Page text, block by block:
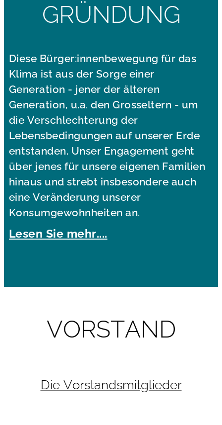
GRÜNDUNG
Diese Bürger:innenbewegung für das
Klima ist aus der Sorge einer
Generation - jener der älteren
Generation, u.a. den Grosseltern - um
die Verschlechterung der
Lebensbedingungen auf unserer Erde
entstanden. Unser Engagement geht
über jenes für unsere eigenen Familien
hinaus und strebt insbesondere auch
eine Veränderung unserer
Konsumgewohnheiten an.
Lesen Sie mehr....
VORSTAND
Die Vorstandsmitglieder